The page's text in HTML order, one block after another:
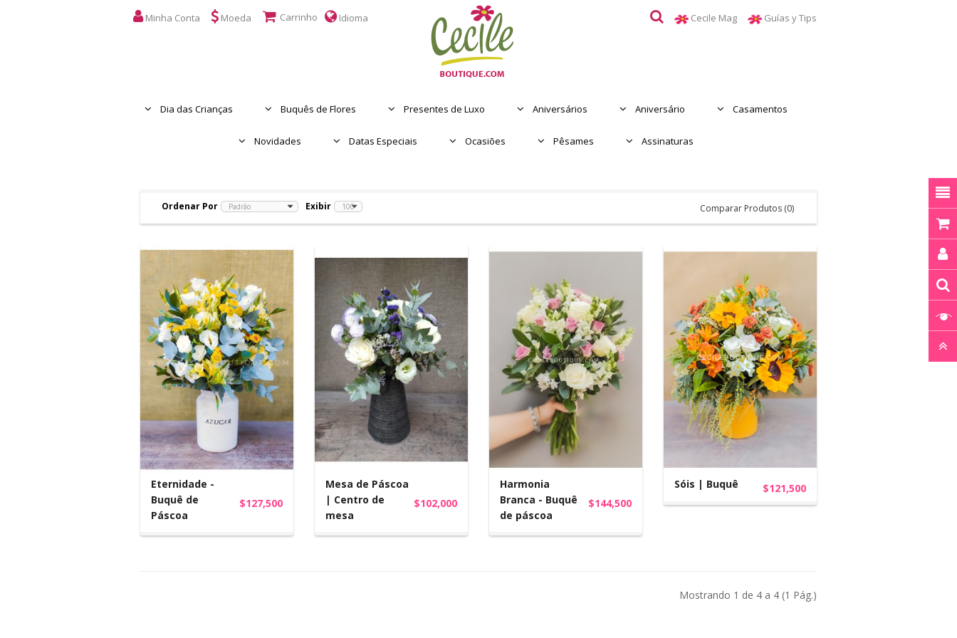
Minha Conta Moeda Carrinho Idioma Cecile Mag Guías y Tips
Dia das Crianças Buquês de Flores Presentes de Luxo Aniversários Aniversário Casamentos
Novidades Datas Especiais Ocasiões Pêsames Assinaturas
DIA DAS MAES
Ordenar Por Exibir Comparar Produtos (0)
Eternidade -
Buquê de
Páscoa
$127,500
Mesa de Páscoa
| Centro de
mesa
$102,000
Harmonia
Branca - Buquê
de páscoa
$144,500
Sóis | Buquê $121,500
Mostrando 1 de 4 a 4 (1 Pág.)